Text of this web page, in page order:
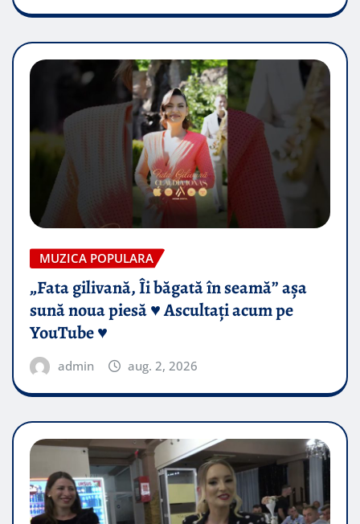
MUZICA POPULARA
„Fata gilivană, Îi băgată în seamă” așa
sună noua piesă ♥️ Ascultați acum pe
YouTube ♥️
admin aug. 2, 2026